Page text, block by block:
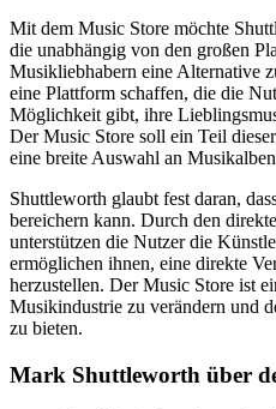
Mit dem Music Store möchte
die unabhängig von den großen
Musikliebhabern eine Alternative
eine Plattform schaffen, die die
Möglichkeit gibt, ihre
Der Music Store soll ein Teil
eine breite Auswahl an
Shuttleworth glaubt fest daran,
bereichern kann. Durch den
unterstützen die Nutzer die
ermöglichen ihnen, eine direkte
herzustellen. Der Music Store ist
Musikindustrie zu verändern und
zu bieten.
Mark Shuttleworth über